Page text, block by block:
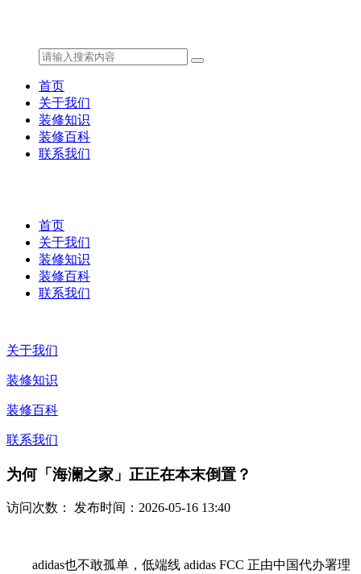
首页
关于我们
装修知识
装修百科
联系我们
首页
关于我们
装修知识
装修百科
联系我们
关于我们
装修知识
装修百科
联系我们
为何「海澜之家」正正在本末倒置？
访问次数： 发布时间：2026-05-16 13:40
adidas也不敢孤单，低端线 adidas FCC 正由中国代办署理